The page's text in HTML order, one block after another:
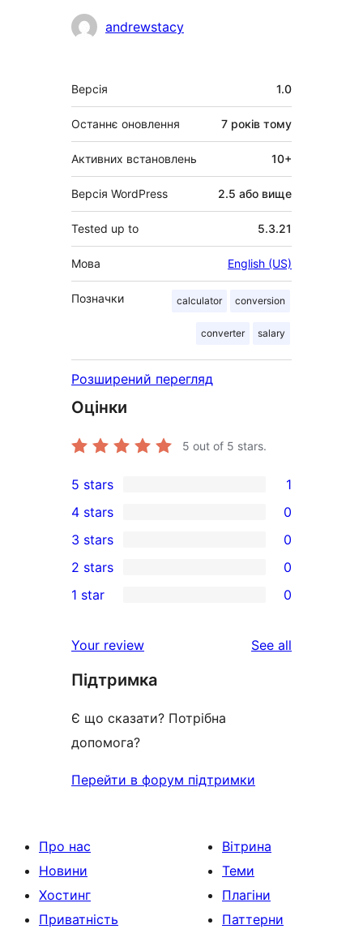
Учасникиandrewstacy
Мета
Версія 1.0
Останнє оновлення 7 років тому
Активних встановлень 10+
Версія WordPress 2.5 або вище
Tested up to 5.3.21
Мова English (US)
Позначки calculator conversion
converter salary
Розширений перегляд
Оцінки
5 out of 5 stars.
1
5-
star
review
5 stars 1
4-
star
reviews
4 stars 0
0
3-
star
3 stars 0
2-
reviews
2 stars 0
star
reviews
1 star 0
Your review See all
Підтримка
Є що сказати? Потрібна
допомога?
Перейти в форум підтримки
Про нас
Новини
Хостинг
Приватність
Вітрина
Теми
Плагіни
Паттерни